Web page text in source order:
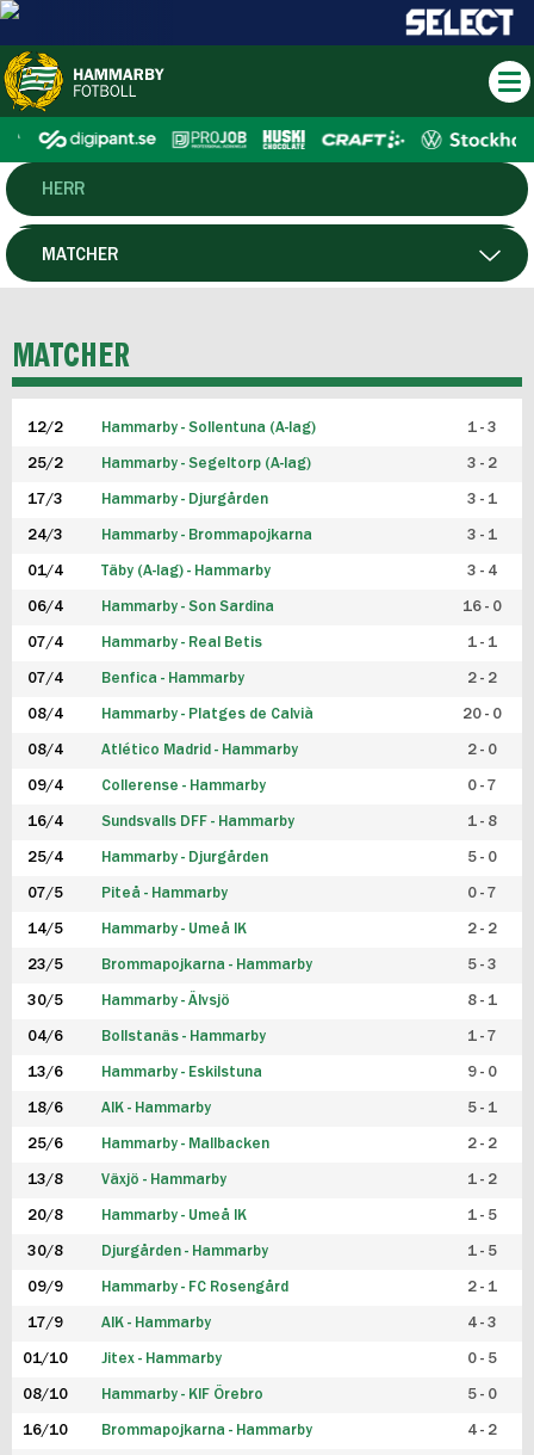
HERR
DAM
P19
F19
FUTSAL HERR
FUTSAL DAM
MATCHER
MATCHER
12/2 Hammarby - Sollentuna (A-lag) 1 - 3
25/2 Hammarby - Segeltorp (A-lag) 3 - 2
17/3 Hammarby - Djurgården 3 - 1
24/3 Hammarby - Brommapojkarna 3 - 1
01/4 Täby (A-lag) - Hammarby 3 - 4
06/4 Hammarby - Son Sardina 16 - 0
07/4 Hammarby - Real Betis 1 - 1
07/4 Benfica - Hammarby 2 - 2
08/4 Hammarby - Platges de Calvià 20 - 0
08/4 Atlético Madrid - Hammarby 2 - 0
09/4 Collerense - Hammarby 0 - 7
16/4 Sundsvalls DFF - Hammarby 1 - 8
25/4 Hammarby - Djurgården 5 - 0
07/5 Piteå - Hammarby 0 - 7
14/5 Hammarby - Umeå IK 2 - 2
23/5 Brommapojkarna - Hammarby 5 - 3
30/5 Hammarby - Älvsjö 8 - 1
04/6 Bollstanäs - Hammarby 1 - 7
13/6 Hammarby - Eskilstuna 9 - 0
18/6 AIK - Hammarby 5 - 1
25/6 Hammarby - Mallbacken 2 - 2
13/8 Växjö - Hammarby 1 - 2
20/8 Hammarby - Umeå IK 1 - 5
30/8 Djurgården - Hammarby 1 - 5
09/9 Hammarby - FC Rosengård 2 - 1
17/9 AIK - Hammarby 4 - 3
01/10 Jitex - Hammarby 0 - 5
08/10 Hammarby - KIF Örebro 5 - 0
16/10 Brommapojkarna - Hammarby 4 - 2